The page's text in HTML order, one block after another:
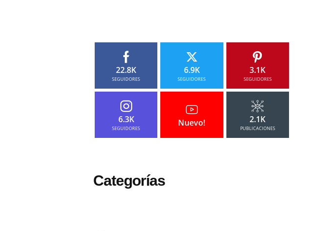
22.8K
SEGUIDORES
6.9K
SEGUIDORES
3.1K
SEGUIDORES
6.3K
SEGUIDORES
Nuevo! 2.1K
PUBLICACIONES
Categorías